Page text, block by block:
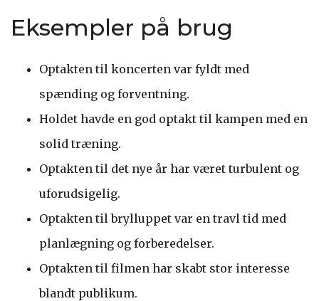
Eksempler på brug
Optakten til koncerten var fyldt med
spænding og forventning.
Holdet havde en god optakt til kampen med en
solid træning.
Optakten til det nye år har været turbulent og
uforudsigelig.
Optakten til brylluppet var en travl tid med
planlægning og forberedelser.
Optakten til filmen har skabt stor interesse
blandt publikum.